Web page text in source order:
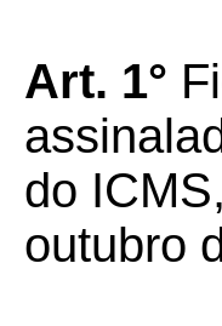
Art. 1°
do
outubro